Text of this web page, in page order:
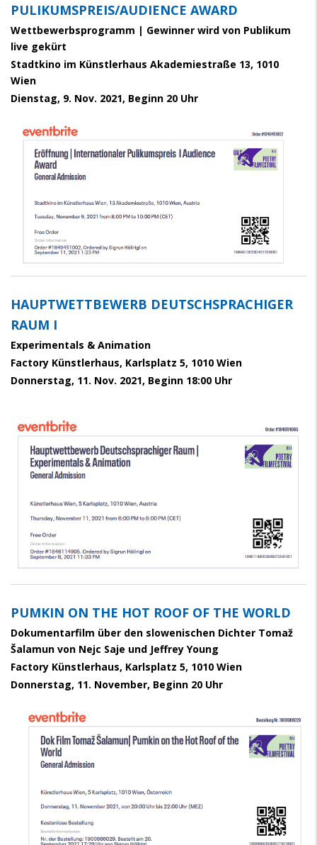
PULIKUMSPREIS/AUDIENCE AWARD
Wettbewerbsprogramm | Gewinner wird von Publikum
live gekürt
Stadtkino im Künstlerhaus Akademiestraße 13, 1010
Wien
Dienstag, 9. Nov. 2021, Beginn 20 Uhr
HAUPTWETTBEWERB DEUTSCHSPRACHIGER
RAUM I
Experimentals & Animation
Factory Künstlerhaus, Karlsplatz 5, 1010 Wien
Donnerstag, 11. Nov. 2021, Beginn 18:00 Uhr
PUMKIN ON THE HOT ROOF OF THE WORLD
Dokumentarfilm über den slowenischen Dichter Tomaž
Šalamun von Nejc Saje und Jeffrey Young
Factory Künstlerhaus, Karlsplatz 5, 1010 Wien
Donnerstag, 11. November, Beginn 20 Uhr